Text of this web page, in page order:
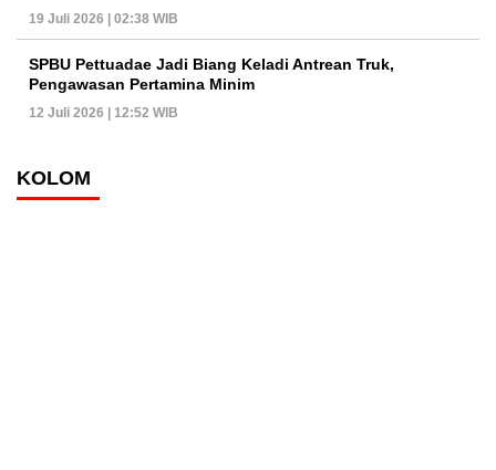
19 Juli 2026 | 02:38 WIB
SPBU Pettuadae Jadi Biang Keladi Antrean Truk,
Pengawasan Pertamina Minim
12 Juli 2026 | 12:52 WIB
KOLOM